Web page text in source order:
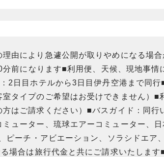
由により急遽公開が取りやめになる場
前になります■利用便、天候、現地事情
2日目ホテルから3日目伊丹空港まで同
タイプのご希望はお受けできません）■
はご請求ください）■バスガイド：同行
ューター、琉球エアーコミューター、
ピーチ・アビエーション、ソラシドエア
場合は旅行代金と共にご請求いたしま